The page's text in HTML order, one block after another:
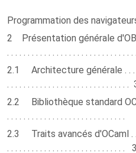
Programmation des
2 Présentation générale
. . . . . . . . . . . . . . . . . . . . . . . . . .
2.1 Architecture générale . . . . . .
. . . . . . . . . . . . . . . . . . . . . . . . . . . . . .
2.2 Bibliothèque standard
. . . . . . . . . . . . . . . . . . . . . . . . . . . .
2.3 Traits avancés d'OCaml . . . .
. . . . . . . . . . . . . . . . . . . . . . . . . . . . .